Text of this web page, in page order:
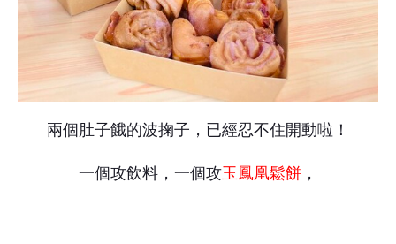
兩個肚子餓的波掬子，已經忍不住開動啦！
一個攻飲料，一個攻玉鳳凰鬆餅 ，